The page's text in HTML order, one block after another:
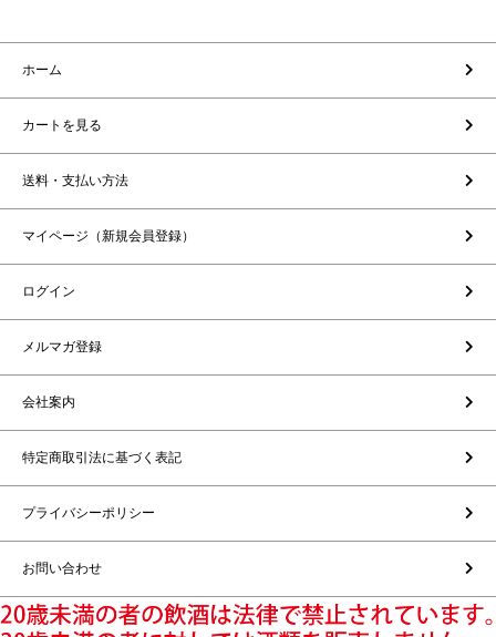
ホーム
カートを見る
送料・支払い方法
マイページ（新規会員登録）
ログイン
メルマガ登録
会社案内
特定商取引法に基づく表記
プライバシーポリシー
お問い合わせ